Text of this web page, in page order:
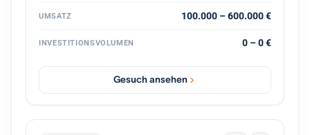
Prozessdigitalisierung und Skalierung
UMSATZ 100.000 – 600.000 €
INVESTITIONSVOLUMEN 0 – 0 €
Gesuch ansehen